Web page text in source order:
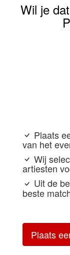
Wil je
Plaats
van het
Wij
artiesten
Uit de
beste
Plaats